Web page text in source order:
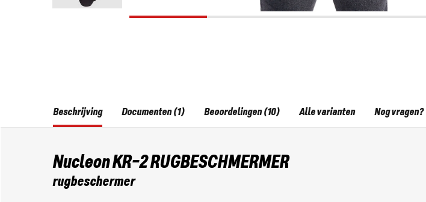
Beschrijving
Nucleon KR-2 RUGBESCHMERMER
rugbeschermer
Documenten (1) Beoordelingen (10) Alle varianten Nog vragen?